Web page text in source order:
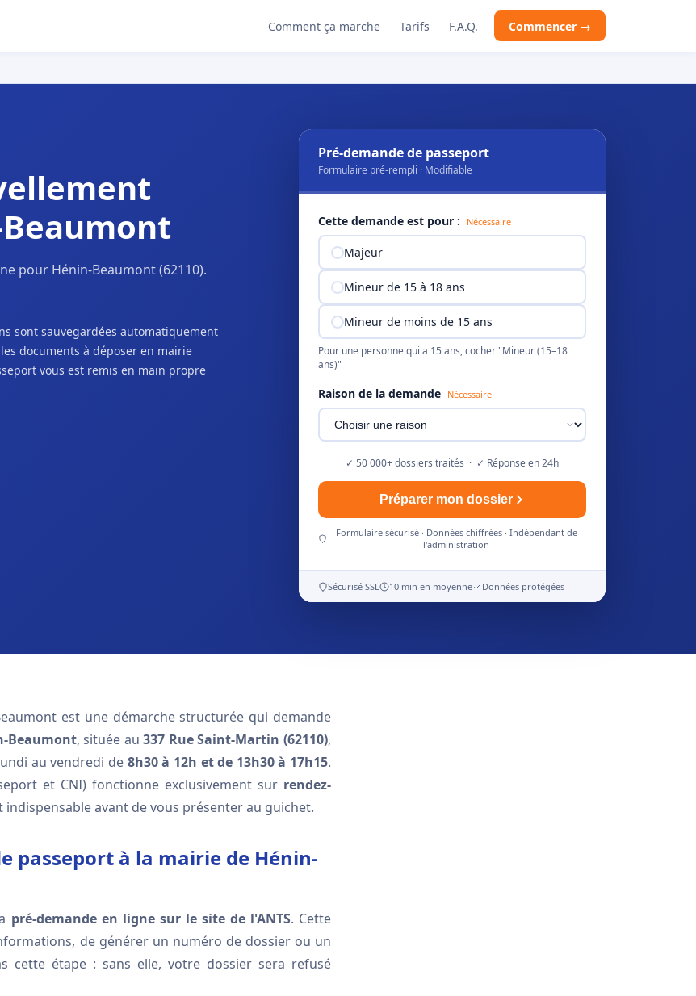
Comment ça marche Tarifs F.A.Q. Commencer →
pour Hénin-Beaumont (62110).
sont sauvegardées automatiquement
documents à déposer en mairie
vous est remis en main propre
Pré-demande de passeport
Formulaire pré-rempli · Modifiable
Cette demande est pour : Nécessaire
Majeur
Mineur de 15 à 18 ans
Mineur de moins de 15 ans
Pour une personne qui a 15 ans, cocher "Mineur (15–18
ans)"
Raison de la demande Nécessaire
✓ 50 000+ dossiers traités · ✓ Réponse en 24h
Préparer mon dossier
Formulaire sécurisé · Données chiffrées · Indépendant de
l'administration
Sécurisé SSL 10 min en moyenne Données protégées
est une démarche structurée qui demande
Beaumont, située au337 Rue Saint-Martin (62110),
au vendredi de 8h30 à 12h et de 13h30 à 17h15.
et CNI) fonctionne exclusivement sur rendez-
indispensable avant de vous présenter au guichet.
passeport à la mairie de Hénin-
pré-demande en ligne sur le site de l'ANTS. Cette
de générer un numéro de dossier ou un
cette étape : sans elle, votre dossier sera refusé